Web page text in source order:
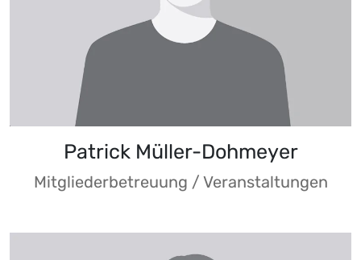
Patrick Müller-Dohmeyer
Mitgliederbetreuung / Veranstaltungen